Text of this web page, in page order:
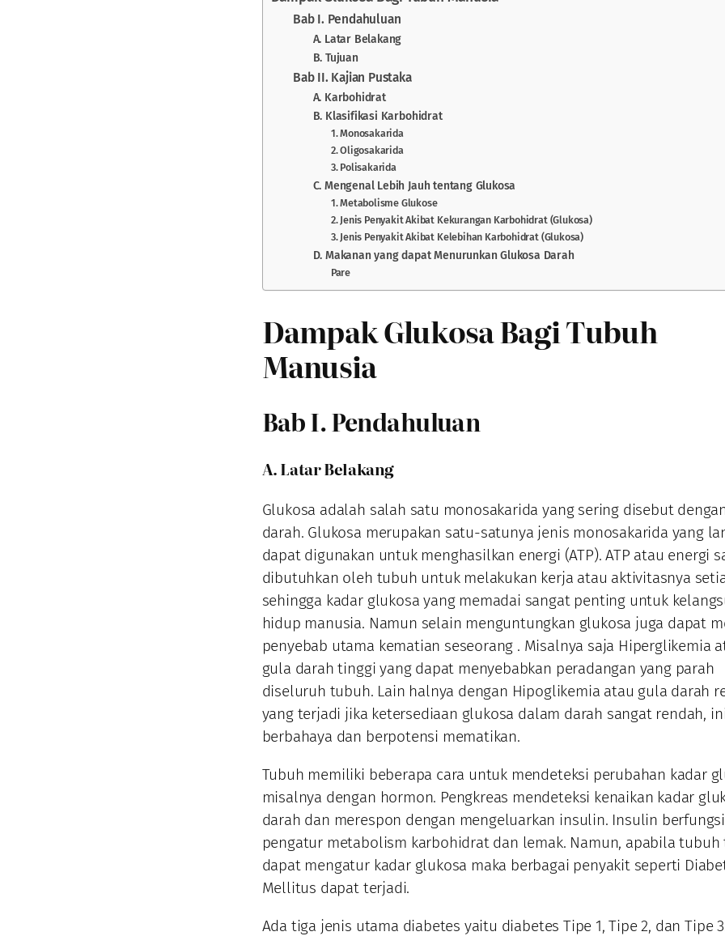
Bab I. Pendahuluan
A. Latar Belakang
B. Tujuan
Bab II. Kajian Pustaka
A. Karbohidrat
B. Klasifikasi Karbohidrat
1. Monosakarida
2. Oligosakarida
3. Polisakarida
C. Mengenal Lebih Jauh tentang Glukosa
1. Metabolisme Glukose
2. Jenis Penyakit Akibat Kekurangan Karbohidrat (Glukosa)
3. Jenis Penyakit Akibat Kelebihan Karbohidrat (Glukosa)
D. Makanan yang dapat Menurunkan Glukosa Darah
Pare
Dampak Glukosa Bagi Tubuh
Manusia
Bab I. Pendahuluan
A. Latar Belakang
Glukosa adalah salah satu monosakarida yang sering disebut
darah. Glukosa merupakan satu-satunya jenis monosakarida yang
dapat digunakan untuk menghasilkan energi (ATP). ATP atau energi
dibutuhkan oleh tubuh untuk melakukan kerja atau aktivitasnya
sehingga kadar glukosa yang memadai sangat penting untuk
hidup manusia. Namun selain menguntungkan glukosa juga dapat
penyebab utama kematian seseorang . Misalnya saja Hiperglikemia
gula darah tinggi yang dapat menyebabkan peradangan yang parah
diseluruh tubuh. Lain halnya dengan Hipoglikemia atau gula darah
yang terjadi jika ketersediaan glukosa dalam darah sangat rendah,
berbahaya dan berpotensi mematikan.
Tubuh memiliki beberapa cara untuk mendeteksi perubahan kadar
misalnya dengan hormon. Pengkreas mendeteksi kenaikan kadar
darah dan merespon dengan mengeluarkan insulin. Insulin
pengatur metabolism karbohidrat dan lemak. Namun, apabila tubuh
dapat mengatur kadar glukosa maka berbagai penyakit seperti
Mellitus dapat terjadi.
Ada tiga jenis utama diabetes yaitu diabetes Tipe 1, Tipe 2, dan Tipe